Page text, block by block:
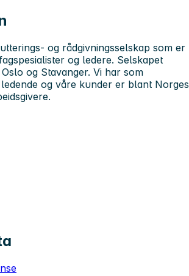
og rådgivningsselskap som er
og ledere. Selskapet
og Stavanger. Vi har som
og våre kunder er blant Norges